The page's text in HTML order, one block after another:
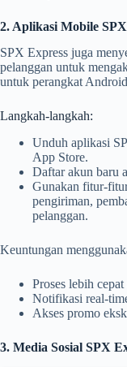
2. Aplikasi Mobile
SPX Express juga
pelanggan untuk
untuk perangkat
Langkah-langkah:
Unduh aplikasi
App Store.
Daftar akun baru
Gunakan fitur-
pengiriman,
pelanggan.
Keuntungan
Proses lebih
Notifikasi real-
Akses promo
3. Media Sosial SPX